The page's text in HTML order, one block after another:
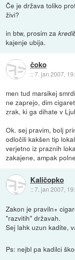
Če je država toliko
živi?
in btw, prosim za
kajenje ubija.
čoko
::7. jan 2007,
men tud marsikej
ne zaprejo, dim
zrak, ki ga dihate v
Ok. sej pravim, bolj
odločili kakšen tip
verjetno iz praznih
zakajene, ampak
Kaličopko
::7. jan 2007,
Zakon je praviln+
"razvitih" državah.
Sej lahk uzun kadite,
Ps: nejbl pa kadilci